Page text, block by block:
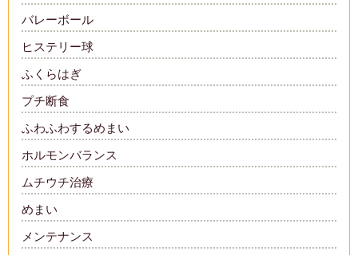
バレーボール
ヒステリー球
ふくらはぎ
プチ断食
ふわふわするめまい
ホルモンバランス
ムチウチ治療
めまい
メンテナンス